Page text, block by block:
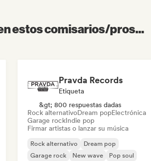
estos comisarios/pros...
Pravda Records
Etiqueta
&gt; 800 respuestas dadas
Rock alternativoDream popElectrónica
Garage rockIndie pop
Firmar artistas o lanzar su música
Rock alternativo
Dream pop
Garage rock
New wave
Pop soul